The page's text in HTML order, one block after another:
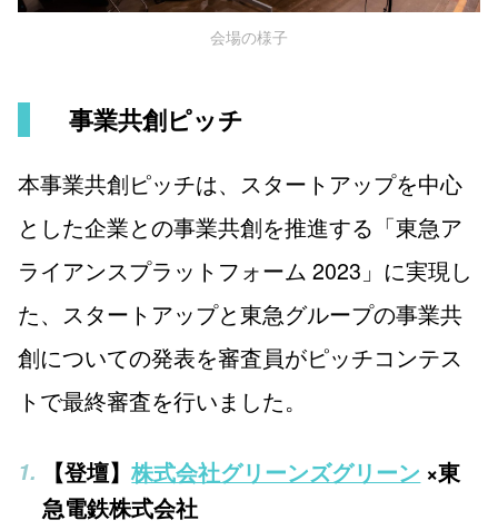
会場の様子
事業共創ピッチ
本事業共創ピッチは、スタートアップを中心
とした企業との事業共創を推進する「東急ア
ライアンスプラットフォーム 2023」に実現し
た、スタートアップと東急グループの事業共
創についての発表を審査員がピッチコンテス
トで最終審査を行いました。
【登壇】株式会社グリーンズグリーン ×東
急電鉄株式会社